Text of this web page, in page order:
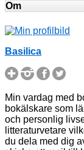
Om
Basilica
Min vardag med
bokälskare som
och personlig
litteraturvetare
du dela med dig